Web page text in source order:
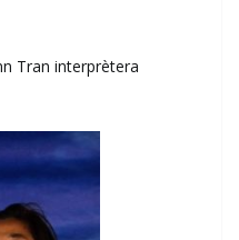
Tran interprètera